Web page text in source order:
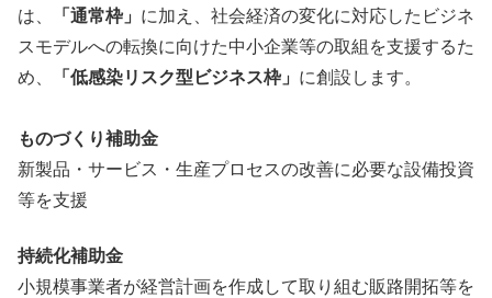
は、
「通常枠」 に加え、社会経済の変化に対応したビジネ
スモデルへの転換に向けた中小企業等の取組を支援するた
め、
「低感染リスク型ビジネス枠」 に創設します。
ものづくり補助金
新製品・サービス・生産プロセスの改善に必要な設備投資
等を支援
持続化補助金
小規模事業者が経営計画を作成して取り組む販路開拓等を